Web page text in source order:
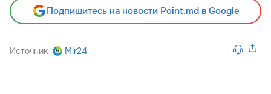
Подпишитесь на новости Point.md в Google
Источник Mir24